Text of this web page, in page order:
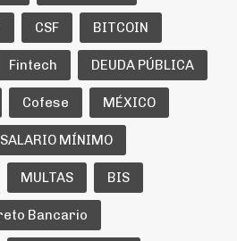
CSF BITCOIN
Fintech DEUDA PÚBLICA
Cofese MÉXICO
SALARIO MÍNIMO
MULTAS BIS
Bancario